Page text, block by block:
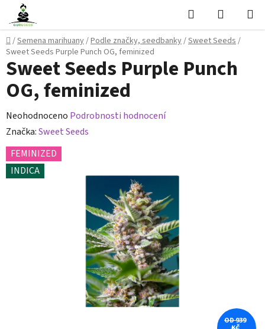
Přejít
obsah
Hledat
KOŠÍK
Domů
/Semena marihuany/Podle značky, seedbanky/Sweet Seeds/
Sweet Seeds Purple Punch OG, feminized
Sweet Seeds Purple Punch
OG, feminized
Průměrné
hodnocení
produktu
je
0,0
Neohodnoceno Podrobnosti hodnocení
Značka:Sweet Seeds
FEMINIZED
INDICA
OD 939